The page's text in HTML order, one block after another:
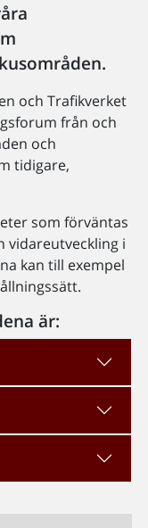
och Trafikverket
från och
och
tidigare,
som förväntas
vidareutveckling i
kan till exempel
är: